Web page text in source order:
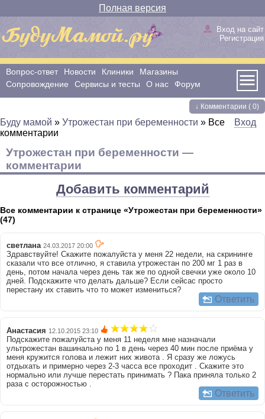
Полная версия
Вход на сайт
Регистрация
Вопрос-ответ Новости Клиники
Магазины
Сопровождение
Сервисы и тесты О нас Форум
↓ Комментарии ( 0)
Буду мамой » Утрожестан при беременности » Все
комментарии
Вход
Утрожестан при беременности —
комментарии
Добавить комментарий
Все комментарии к странице «Утрожестан при беременности»
(47)
светлана 24.03.2017 20:00
Здравствуйте! Скажите пожалуйста у меня 22 недели, на скрининге
сказали что все отлично, я ставила утрожестан по 200 мг 1 раз в
день, потом начала через день так же по одной свечки уже около 10
дней. Подскажите что делать дальше? Если сейсас просто
перестану их ставить что то может измениться?
Ответить
Анастасия 12.10.2015 23:10
Подскажите пожалуйста у меня 11 неделя мне назначали
ультрожестан вашинально по 1 в день через 40 мин после приёма у
меня кружится голова и лежит них живота . Я сразу же ложусь
отдыхать и примерно через 2-3 часса все проходит . Скажите это
нормально или лучше перестать принимать ? Пака приняла только 2
раза с осторожностью .
Ответить